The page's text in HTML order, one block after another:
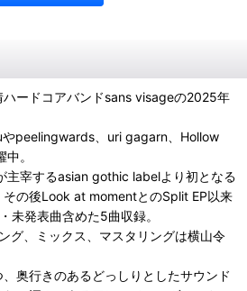
ードコアバンドsans visageの2025年
やpeelingwards、uri gagarn、Hollow
。
宰するasian gothic labelより初となる
その後Look at momentとのSplit EP以来
未発表曲含めた5曲収録。
グ、ミックス、マスタリングは横山令
奥行きのあるどっしりとしたサウンド